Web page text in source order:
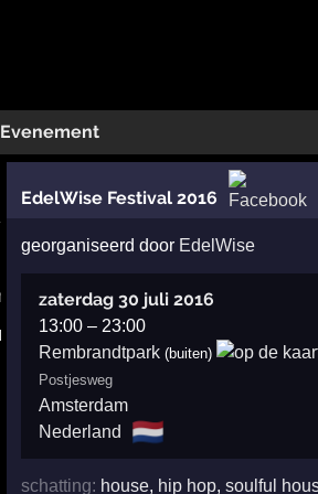
Evenement
EdelWise Festival 2016
georganiseerd door EdelWise
zaterdag 30 juli 2016
13:00– 23:00
Rembrandtpark (buiten)
Postjesweg
Amsterdam
Nederland
🇳🇱
schatting: house, hip hop, soulful